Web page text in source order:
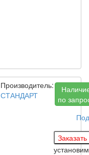
Производитель:
СТАНДАРТ
по